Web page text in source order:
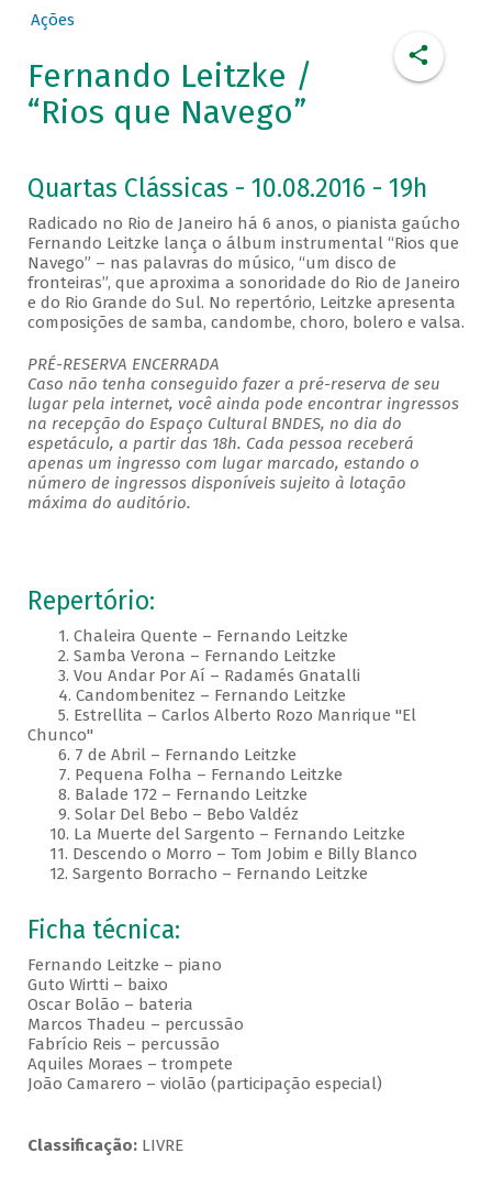
Ações
Fernando Leitzke /
“Rios que Navego”
Quartas Clássicas - 10.08.2016 - 19h
Radicado no Rio de Janeiro há 6 anos, o pianista gaúcho
Fernando Leitzke lança o álbum instrumental “Rios que
Navego” – nas palavras do músico, “um disco de
fronteiras”, que aproxima a sonoridade do Rio de Janeiro
e do Rio Grande do Sul. No repertório, Leitzke apresenta
composições de samba, candombe, choro, bolero e valsa.
PRÉ-RESERVA ENCERRADA
Caso não tenha conseguido fazer a pré-reserva de seu
lugar pela internet, você ainda pode encontrar ingressos
na recepção do Espaço Cultural BNDES, no dia do
espetáculo, a partir das 18h. Cada pessoa receberá
apenas um ingresso com lugar marcado, estando o
número de ingressos disponíveis sujeito à lotação
máxima do auditório.
Repertório:
1. Chaleira Quente – Fernando Leitzke
2. Samba Verona – Fernando Leitzke
3. Vou Andar Por Aí – Radamés Gnatalli
4. Candombenitez – Fernando Leitzke
5. Estrellita – Carlos Alberto Rozo Manrique "El
Chunco"
6. 7 de Abril – Fernando Leitzke
7. Pequena Folha – Fernando Leitzke
8. Balade 172 – Fernando Leitzke
9. Solar Del Bebo – Bebo Valdéz
10. La Muerte del Sargento – Fernando Leitzke
11. Descendo o Morro – Tom Jobim e Billy Blanco
12. Sargento Borracho – Fernando Leitzke
Ficha técnica:
Fernando Leitzke – piano
Guto Wirtti – baixo
Oscar Bolão – bateria
Marcos Thadeu – percussão
Fabrício Reis – percussão
Aquiles Moraes – trompete
João Camarero – violão (participação especial)
Classificação:LIVRE